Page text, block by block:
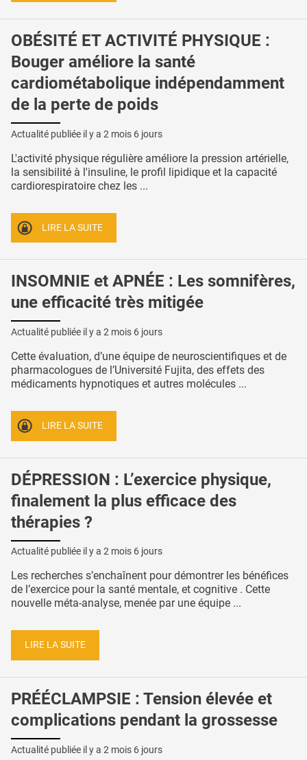
OBÉSITÉ ET ACTIVITÉ PHYSIQUE :
Bouger améliore la santé
cardiométabolique indépendamment
de la perte de poids
Actualité publiée il y a 2 mois 6 jours
L'activité physique régulière améliore la pression artérielle,
la sensibilité à l'insuline, le profil lipidique et la capacité
cardiorespiratoire chez les ...
LIRE LA SUITE
INSOMNIE et APNÉE : Les somnifères,
une efficacité très mitigée
Actualité publiée il y a 2 mois 6 jours
Cette évaluation, d’une équipe de neuroscientifiques et de
pharmacologues de l’Université Fujita, des effets des
médicaments hypnotiques et autres molécules ...
LIRE LA SUITE
DÉPRESSION : L’exercice physique,
finalement la plus efficace des
thérapies ?
Actualité publiée il y a 2 mois 6 jours
Les recherches s’enchaînent pour démontrer les bénéfices
de l’exercice pour la santé mentale, et cognitive . Cette
nouvelle méta-analyse, menée par une équipe ...
LIRE LA SUITE
PRÉÉCLAMPSIE : Tension élevée et
complications pendant la grossesse
Actualité publiée il y a 2 mois 6 jours